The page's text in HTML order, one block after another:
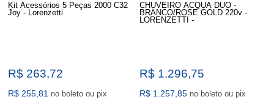
Kit Acessórios 5 Peças 2000 C32
Joy - Lorenzetti
R$ 263,72
R$ 255,81 no boleto ou pix
CHUVEIRO ACQUA DUO -
BRANCO/ROSE GOLD 220v -
LORENZETTI -
R$ 1.296,75
R$ 1.257,85 no boleto ou pix